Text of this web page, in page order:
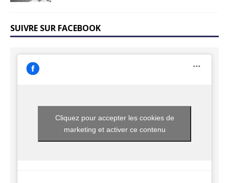
SUIVRE SUR FACEBOOK
Cliquez pour accepter les cookies de
marketing et activer ce contenu